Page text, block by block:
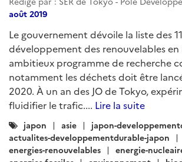
Centrales à charbon :
domestique du Japon
Rédigé par : SER de Tokyo - Pôle
avril 2020